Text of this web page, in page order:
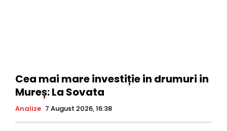
Cea mai mare investiție in drumuri in
Mureș: La Sovata
Analize 7 August 2026, 16:38